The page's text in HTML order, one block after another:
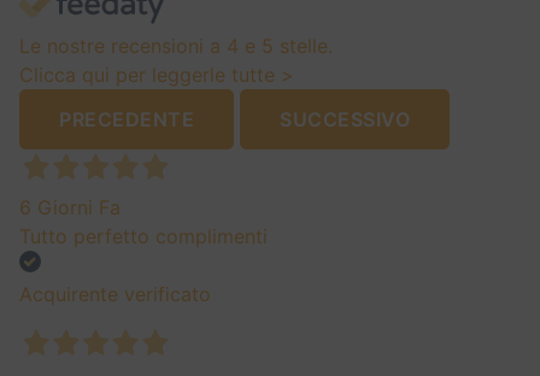
Le nostre recensioni a 4 e 5 stelle.
Clicca qui per leggerle tutte >
PRECEDENTE
SUCCESSIVO
6 Giorni Fa
Tutto perfetto complimenti
Acquirente verificato